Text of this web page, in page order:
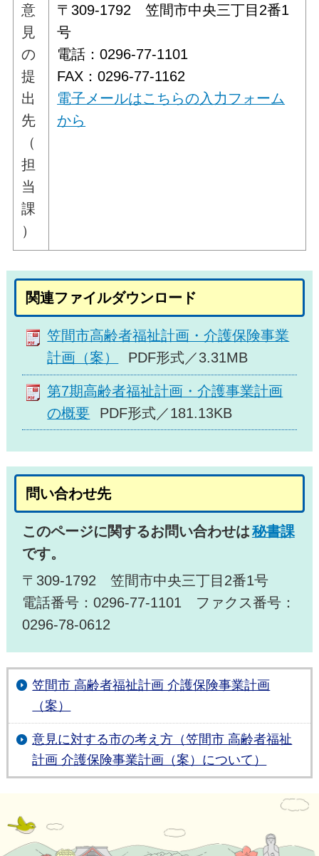
意
見
の
提
出
先
（
担
当
課
）
〒309-1792 笠間市中央三丁目2番1
号
電話：0296-77-1101
FAX：0296-77-1162
電子メールはこちらの入力フォーム
から
関連ファイルダウンロード
笠間市高齢者福祉計画・介護保険事業
計画（案）
PDF形式／3.31MB
第7期高齢者福祉計画・介護事業計画
の概要
PDF形式／181.13KB
問い合わせ先
このページに関するお問い合わせは秘書課
です。
〒309-1792 笠間市中央三丁目2番1号
電話番号：0296-77-1101 ファクス番号：
0296-78-0612
笠間市 高齢者福祉計画 介護保険事業計画
（案）
意見に対する市の考え方（笠間市 高齢者福祉
計画 介護保険事業計画（案）について）